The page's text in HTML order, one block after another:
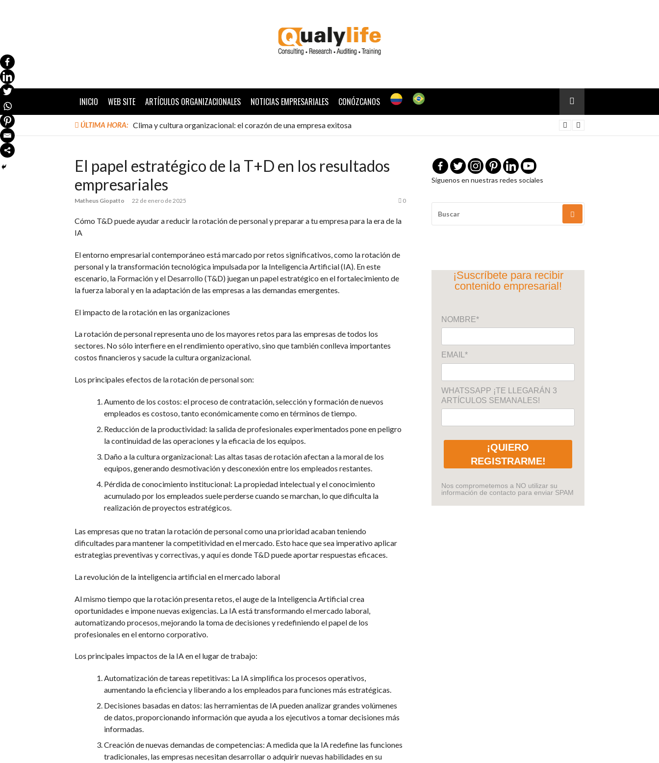
INICIO WEB SITE ARTÍCULOS ORGANIZACIONALES NOTICIAS EMPRESARIALES CONÓZCANOS
ÚLTIMA HORA: Clima y cultura organizacional: el corazón de una empresa exitosa
El papel estratégico de la T+D en los resultados
empresariales
Matheus Giopatto 22 de enero de 2025 0
Cómo T&D puede ayudar a reducir la rotación de personal y preparar a tu empresa para la era de la
IA
El entorno empresarial contemporáneo está marcado por retos significativos, como la rotación de
personal y la transformación tecnológica impulsada por la Inteligencia Artificial (IA). En este
escenario, la Formación y el Desarrollo (T&D) juegan un papel estratégico en el fortalecimiento de
la fuerza laboral y en la adaptación de las empresas a las demandas emergentes.
El impacto de la rotación en las organizaciones
La rotación de personal representa uno de los mayores retos para las empresas de todos los
sectores. No sólo interfiere en el rendimiento operativo, sino que también conlleva importantes
costos financieros y sacude la cultura organizacional.
Los principales efectos de la rotación de personal son:
Aumento de los costos: el proceso de contratación, selección y formación de nuevos
empleados es costoso, tanto económicamente como en términos de tiempo.
Reducción de la productividad: la salida de profesionales experimentados pone en peligro
la continuidad de las operaciones y la eficacia de los equipos.
Daño a la cultura organizacional: Las altas tasas de rotación afectan a la moral de los
equipos, generando desmotivación y desconexión entre los empleados restantes.
Pérdida de conocimiento institucional: La propiedad intelectual y el conocimiento
acumulado por los empleados suele perderse cuando se marchan, lo que dificulta la
realización de proyectos estratégicos.
Las empresas que no tratan la rotación de personal como una prioridad acaban teniendo
dificultades para mantener la competitividad en el mercado. Esto hace que sea imperativo aplicar
estrategias preventivas y correctivas, y aquí es donde T&D puede aportar respuestas eficaces.
La revolución de la inteligencia artificial en el mercado laboral
Al mismo tiempo que la rotación presenta retos, el auge de la Inteligencia Artificial crea
oportunidades e impone nuevas exigencias. La IA está transformando el mercado laboral,
automatizando procesos, mejorando la toma de decisiones y redefiniendo el papel de los
profesionales en el entorno corporativo.
Los principales impactos de la IA en el lugar de trabajo:
Automatización de tareas repetitivas: La IA simplifica los procesos operativos,
aumentando la eficiencia y liberando a los empleados para funciones más estratégicas.
Decisiones basadas en datos: las herramientas de IA pueden analizar grandes volúmenes
de datos, proporcionando información que ayuda a los ejecutivos a tomar decisiones más
informadas.
Creación de nuevas demandas de competencias: A medida que la IA redefine las funciones
tradicionales, las empresas necesitan desarrollar o adquirir nuevas habilidades en su
Síguenos en nuestras redes sociales
POR:
¡Suscríbete para recibir
contenido empresarial!
NOMBRE*
EMAIL*
WHATSSAPP ¡TE LLEGARÁN 3
ARTÍCULOS SEMANALES!
¡QUIERO
REGISTRARME!
Nos comprometemos a NO utilizar su
información de contacto para enviar SPAM